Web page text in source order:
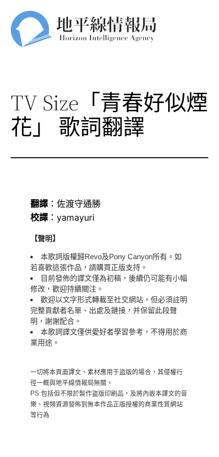
TV Size「青春好似煙
花」 歌詞翻譯
翻譯 ：佐渡守通勝
校譯 ：yamayuri
【聲明】
本歌詞版權歸Revo及Pony Canyon所有。如
若喜歡這張作品，請購買正版支持。
目前發佈的譯文僅為初稿，後續仍可能有小幅
修改，歡迎持續關注。
歡迎以文字形式轉載至社交網站，但必須註明
完整貢獻者名單、出處及鏈接，并保留此段聲
明，謝謝配合。
本歌詞譯文僅供愛好者學習參考，不得用於商
業用途。
一切將本頁面譯文、素材應用于盜版的場合，其侵權行
徑一概與地平線情報局無關。
PS:包括但不限於製作盜版印刷品，及將內嵌本譯文的音
樂、視頻資源發佈到無本作品正版授權的商業性質網站
等行為